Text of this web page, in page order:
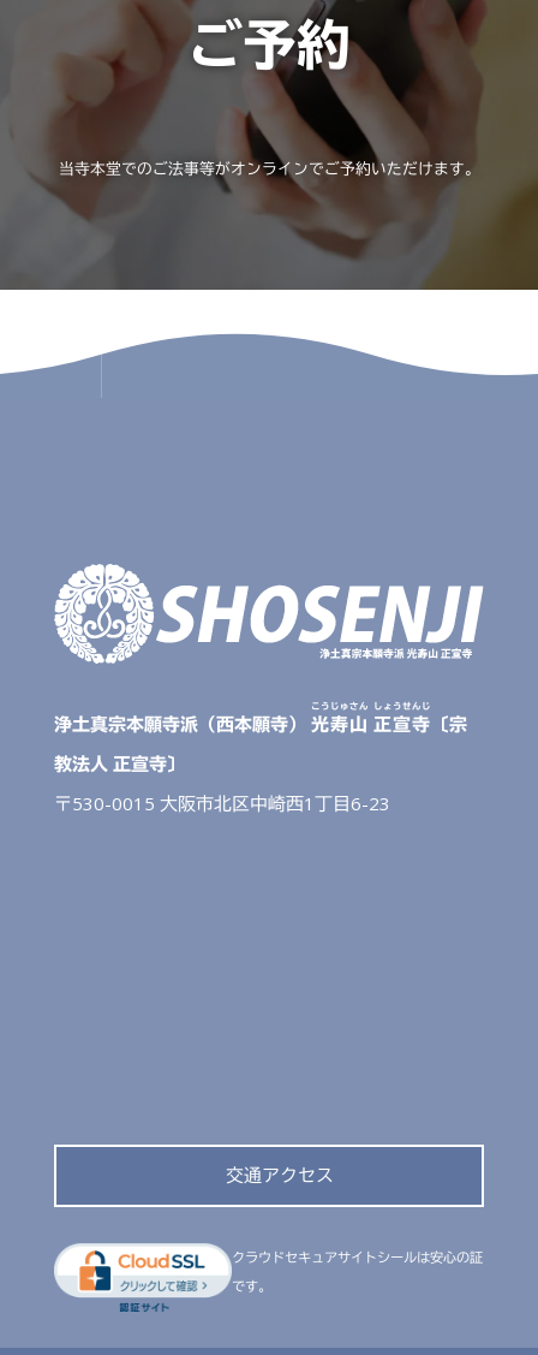
ご予約
当寺本堂でのご法事等がオンラインでご予約いただけます。
浄土真宗本願寺派（西本願寺） 光寿山
こうじゅさん
正宣寺
しょうせんじ
〔宗
教法人 正宣寺〕
〒530-0015 大阪市北区中崎西1丁目6-23
交通アクセス
クラウドセキュアサイトシールは安心の証
です。